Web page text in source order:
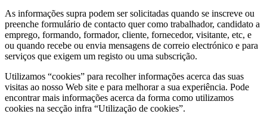
As informações supra podem ser solicitadas quando se inscreve ou
preenche formulário de contacto quer como trabalhador, candidato a
emprego, formando, formador, cliente, fornecedor, visitante, etc, e
ou quando recebe ou envia mensagens de correio electrónico e para
serviços que exigem um registo ou uma subscrição.
Utilizamos “cookies” para recolher informações acerca das suas
visitas ao nosso Web site e para melhorar a sua experiência. Pode
encontrar mais informações acerca da forma como utilizamos
cookies na secção infra “Utilização de cookies”.